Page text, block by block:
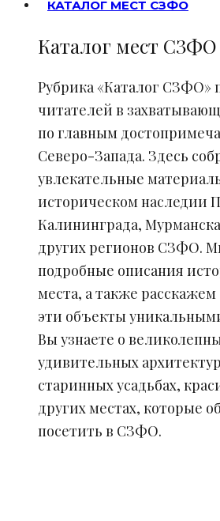
КАТАЛОГ МЕСТ СЗФО
Каталог мест СЗФО
Рубрика «Каталог СЗФО»
читателей в
по главным
Северо-Запада. Здесь
увлекательные
историческом наследии
Калининграда,
других регионов СЗФО.
подробные описания
места, а также
эти объекты
Вы узнаете о
удивительных
старинных усадьбах,
других местах, которые
посетить в СЗФО.